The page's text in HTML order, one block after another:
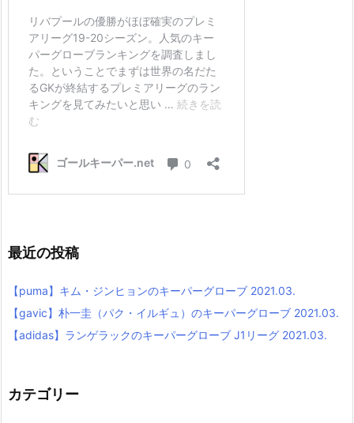
最近の投稿
【puma】キム・ジンヒョンのキーパーグローブ 2021.03.
【gavic】朴一圭（パク・イルギュ）のキーパーグローブ 2021.03.
【adidas】ランゲラックのキーパーグローブ J1リーグ 2021.03.
カテゴリー